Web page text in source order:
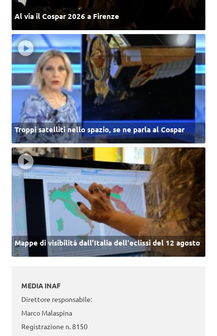
Al via il Cospar 2026 a Firenze
Troppi satelliti nello spazio, se ne parla al Cospar
Mappe di visibilità dall’Italia dell'eclissi del 12 agosto
MEDIA INAF
Direttore responsabile:
Marco Malaspina
Registrazione n. 8150